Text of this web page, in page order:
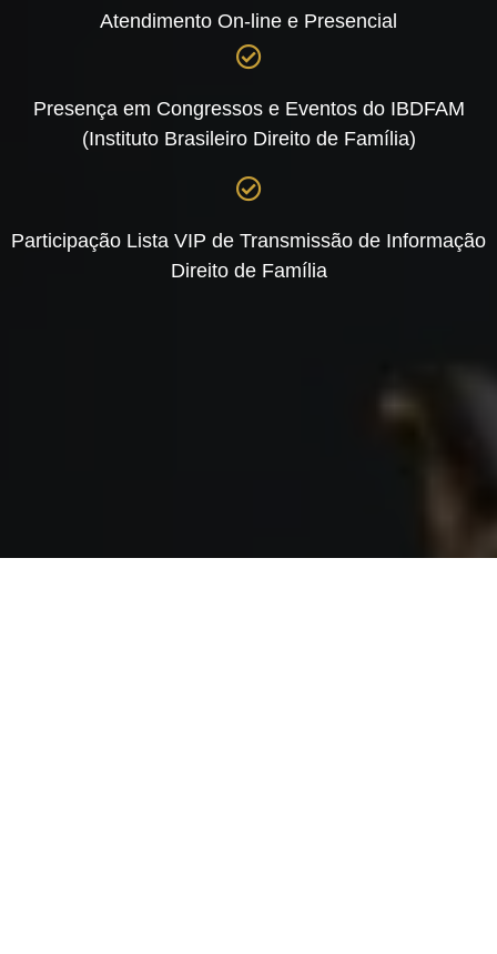
Atendimento On-line e Presencial
Presença em Congressos e Eventos do IBDFAM
(Instituto Brasileiro Direito de Família)
Participação Lista VIP de Transmissão de Informação
Direito de Família